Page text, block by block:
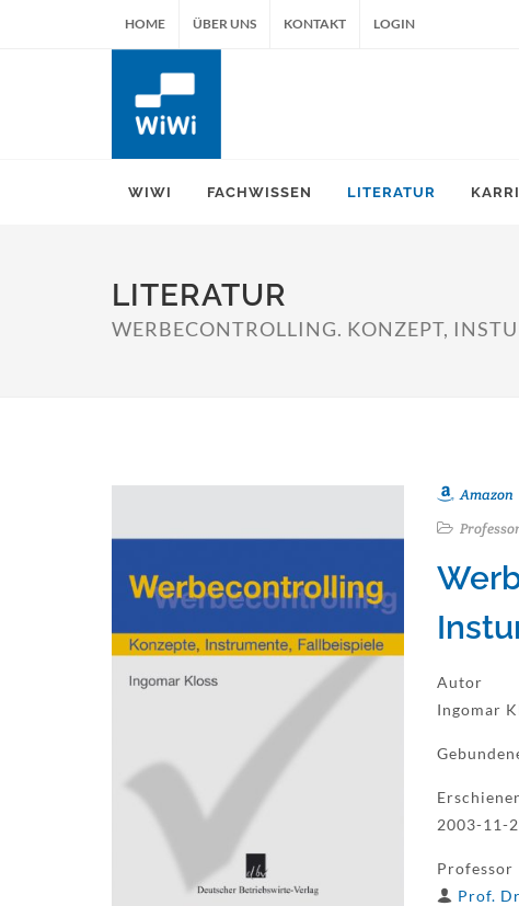
HOME ÜBER UNS KONTAKT LOGIN
WIWI FACHWISSEN LITERATUR
LITERATUR
WERBECONTROLLING. KONZEPT,
Amazon
Autor
Ingomar
2003-11-
Professor
Prof.